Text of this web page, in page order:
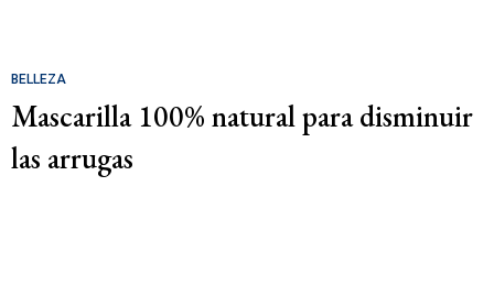
BELLEZA
Mascarilla 100% natural para disminuir
las arrugas